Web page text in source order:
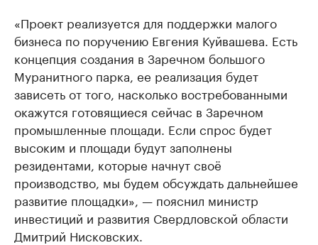
«Проект реализуется для поддержки малого
бизнеса по поручению Евгения Куйвашева. Есть
концепция создания в Заречном большого
Муранитного парка, ее реализация будет
зависеть от того, насколько востребованными
окажутся готовящиеся сейчас в Заречном
промышленные площади. Если спрос будет
высоким и площади будут заполнены
резидентами, которые начнут своё
производство, мы будем обсуждать дальнейшее
развитие площадки», — пояснил министр
инвестиций и развития Свердловской области
Дмитрий Нисковских.